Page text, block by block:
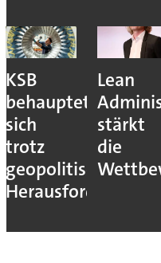
KSB
behauptet
sich
trotz
geopolitischer
Herausforderungen
Lean
stärkt
die